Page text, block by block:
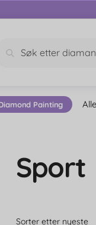
Søk
Painting
Sport